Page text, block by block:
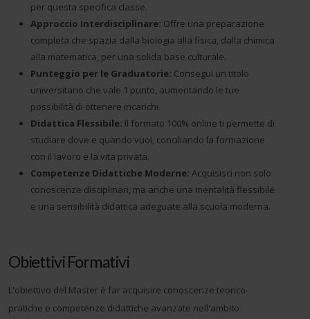
per questa specifica classe.
Approccio Interdisciplinare: Offre una preparazione
completa che spazia dalla biologia alla fisica, dalla chimica
alla matematica, per una solida base culturale.
Punteggio per le Graduatorie: Consegui un titolo
universitario che vale 1 punto, aumentando le tue
possibilità di ottenere incarichi.
Didattica Flessibile: Il formato 100% online ti permette di
studiare dove e quando vuoi, conciliando la formazione
con il lavoro e la vita privata.
Competenze Didattiche Moderne: Acquisisci non solo
conoscenze disciplinari, ma anche una mentalità flessibile
e una sensibilità didattica adeguate alla scuola moderna.
Obiettivi Formativi
L'obiettivo del Master è far acquisire conoscenze teorico-
pratiche e competenze didattiche avanzate nell'ambito